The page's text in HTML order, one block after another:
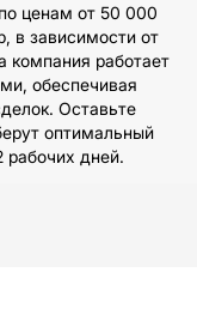
ценам от 50 000
в зависимости от
компания работает
обеспечивая
Оставьте
оптимальный
рабочих дней.